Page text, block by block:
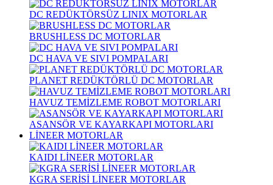
DC REDÜKTÖRSÜZ LINIX MOTORLAR
BRUSHLESS DC MOTORLAR
DC HAVA VE SIVI POMPALARI
PLANET REDÜKTÖRLÜ DC MOTORLAR
HAVUZ TEMİZLEME ROBOT MOTORLARI
ASANSÖR VE KAYARKAPI MOTORLARI
LİNEER MOTORLAR
KAIDI LİNEER MOTORLAR
KGRA SERİSİ LİNEER MOTORLAR